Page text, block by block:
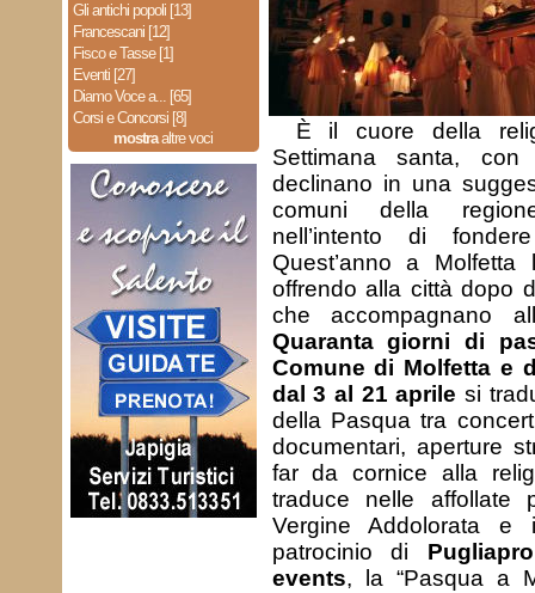
Gli antichi popoli [13]
Francescani [12]
Fisco e Tasse [1]
Eventi [27]
Diamo Voce a... [65]
Corsi e Concorsi [8]
mostraaltre voci
È il cuore della
Settimana santa,
declinano in una
comuni della
nell’intento di
Quest’anno a
offrendo alla città dopo
che accompagnano
Quaranta giorni di
Comune di Molfetta e
dal 3 al 21 aprile si
della Pasqua tra
documentari, aperture
far da cornice alla
traduce nelle affollate
Vergine Addolorata
patrocinio di
events, la “Pasqua a